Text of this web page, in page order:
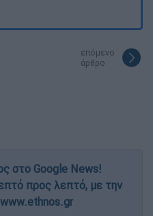
επόμενο
άρθρο
στο Google News!
προς λεπτό, με την